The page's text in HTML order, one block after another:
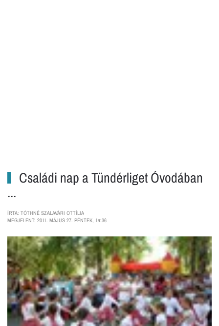
Családi nap a Tündérliget Óvodában
...
ÍRTA: TÓTHNÉ SZALAVÁRI OTTÍLIA
MEGJELENT: 2011. MÁJUS 27. PÉNTEK, 14:36